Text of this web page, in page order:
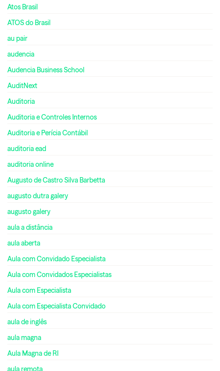
Atos Brasil
ATOS do Brasil
au pair
audencia
Audencia Business School
AuditNext
Auditoria
Auditoria e Controles Internos
Auditoria e Perícia Contábil
auditoria ead
auditoria online
Augusto de Castro Silva Barbetta
augusto dutra galery
augusto galery
aula a distância
aula aberta
Aula com Convidado Especialista
Aula com Convidados Especialistas
Aula com Especialista
Aula com Especialista Convidado
aula de inglês
aula magna
Aula Magna de RI
aula remota